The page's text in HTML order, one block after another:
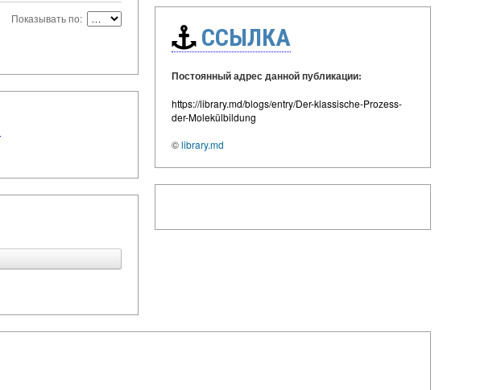
Показывать по:
ССЫЛКА
Постоянный адрес данной публикации:
https://library.md/blogs/entry/Der-klassische-Prozess-
der-Molekülbildung
©library.md